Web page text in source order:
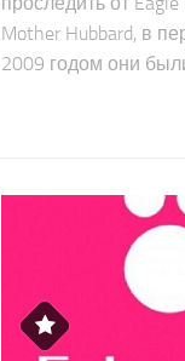
Mother Hubbard, в
2009 годом они